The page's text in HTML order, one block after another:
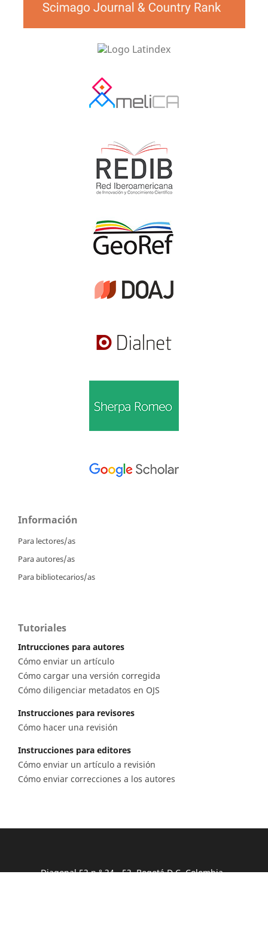
Información
Para lectores/as
Para autores/as
Para bibliotecarios/as
Tutoriales
Intrucciones para autores
Cómo enviar un artículo
Cómo cargar una versión corregida
Cómo diligenciar metadatos en OJS
Instrucciones para revisores
Cómo hacer una revisión
Instrucciones para editores
Cómo enviar un artículo a revisión
Cómo enviar correcciones a los autores
Diagonal 53 n.° 34 - 53, Bogotá D.C. Colombia